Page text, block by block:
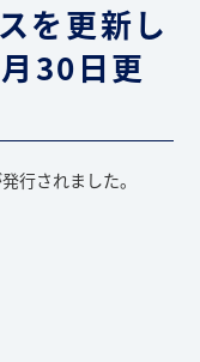
を更新し
30日更
行されました。